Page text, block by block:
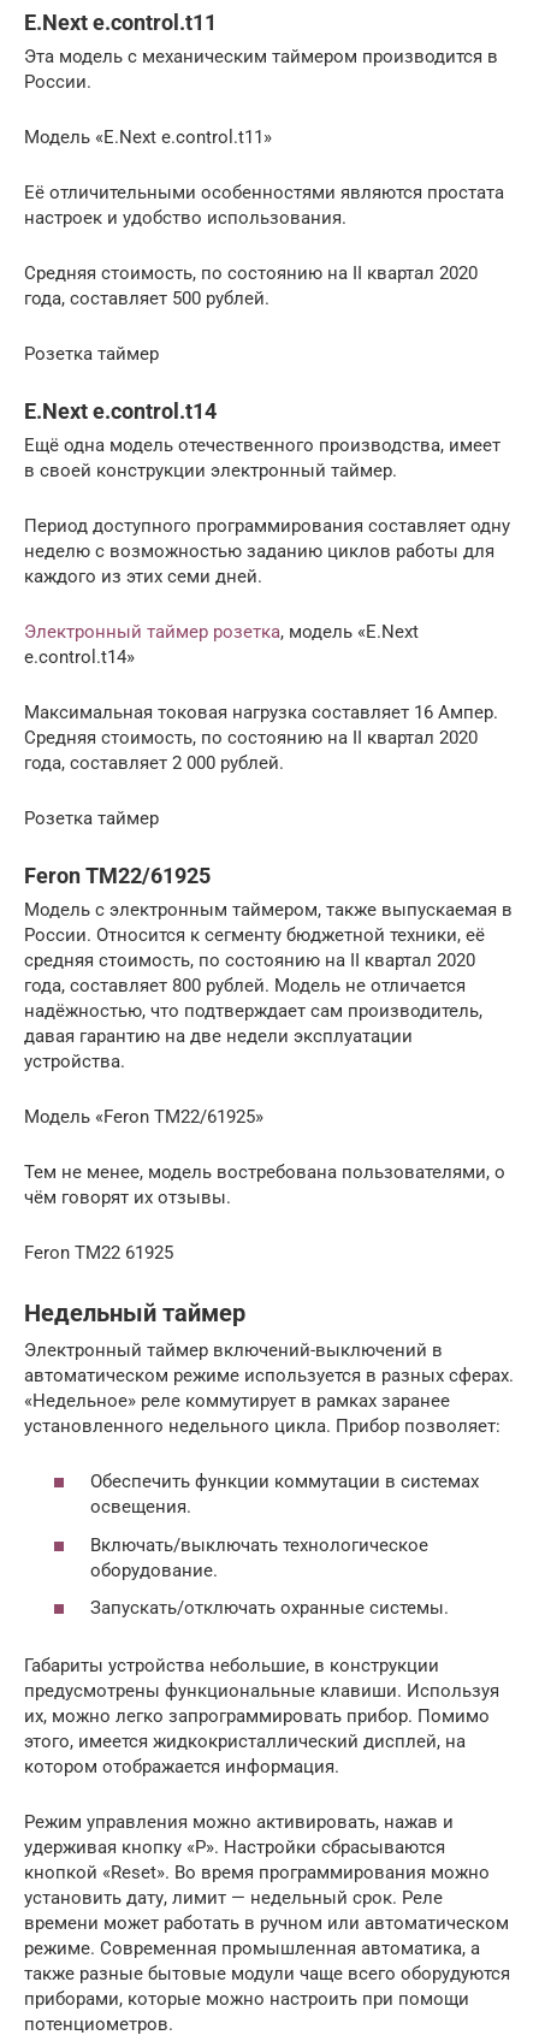
E.Next e.control.t11
Эта модель с механическим таймером производится в
России.
Модель «E.Next e.control.t11»
Её отличительными особенностями являются простата
настроек и удобство использования.
Средняя стоимость, по состоянию на II квартал 2020
года, составляет 500 рублей.
Розетка таймер
E.Next e.control.t14
Ещё одна модель отечественного производства, имеет
в своей конструкции электронный таймер.
Период доступного программирования составляет одну
неделю с возможностью заданию циклов работы для
каждого из этих семи дней.
Электронный таймер розетка, модель «E.Next
e.control.t14»
Максимальная токовая нагрузка составляет 16 Ампер.
Средняя стоимость, по состоянию на II квартал 2020
года, составляет 2 000 рублей.
Розетка таймер
Feron TM22/61925
Модель с электронным таймером, также выпускаемая в
России. Относится к сегменту бюджетной техники, её
средняя стоимость, по состоянию на II квартал 2020
года, составляет 800 рублей. Модель не отличается
надёжностью, что подтверждает сам производитель,
давая гарантию на две недели эксплуатации
устройства.
Модель «Feron TM22/61925»
Тем не менее, модель востребована пользователями, о
чём говорят их отзывы.
Feron TM22 61925
Недельный таймер
Электронный таймер включений-выключений в
автоматическом режиме используется в разных сферах.
«Недельное» реле коммутирует в рамках заранее
установленного недельного цикла. Прибор позволяет:
Обеспечить функции коммутации в системах
освещения.
Включать/выключать технологическое
оборудование.
Запускать/отключать охранные системы.
Габариты устройства небольшие, в конструкции
предусмотрены функциональные клавиши. Используя
их, можно легко запрограммировать прибор. Помимо
этого, имеется жидкокристаллический дисплей, на
котором отображается информация.
Режим управления можно активировать, нажав и
удерживая кнопку «Р». Настройки сбрасываются
кнопкой «Reset». Во время программирования можно
установить дату, лимит — недельный срок. Реле
времени может работать в ручном или автоматическом
режиме. Современная промышленная автоматика, а
также разные бытовые модули чаще всего оборудуются
приборами, которые можно настроить при помощи
потенциометров.